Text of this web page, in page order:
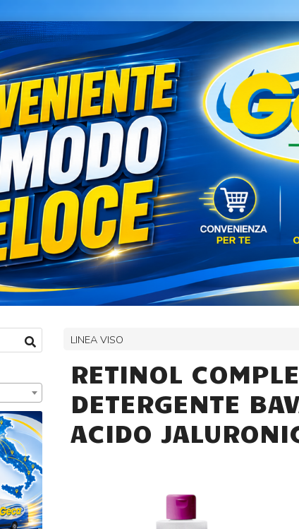
LINEA VISO
RETINOL
DETERGENTE
ACIDO